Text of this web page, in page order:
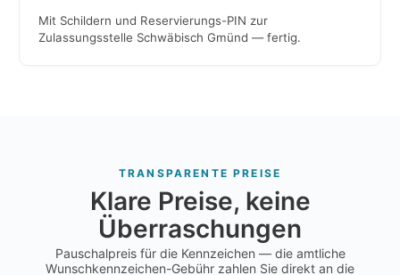
Mit Schildern und Reservierungs-PIN zur
Zulassungsstelle Schwäbisch Gmünd — fertig.
TRANSPARENTE PREISE
Klare Preise, keine
Überraschungen
Pauschalpreis für die Kennzeichen — die amtliche
Wunschkennzeichen-Gebühr zahlen Sie direkt an die